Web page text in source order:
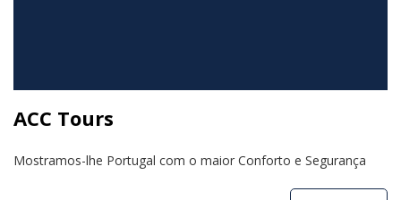
ACC Tours
Mostramos-lhe Portugal com o maior Conforto e Segurança